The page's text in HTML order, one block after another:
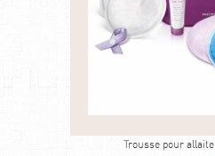
Trousse pour